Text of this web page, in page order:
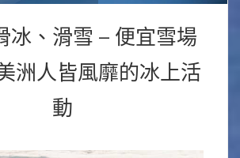
冰、滑雪 – 便宜雪場
洲人皆風靡的冰上活
動